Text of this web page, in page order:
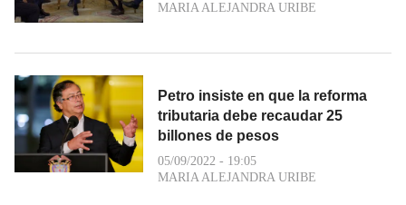
MARIA ALEJANDRA URIBE
Petro insiste en que la reforma
tributaria debe recaudar 25
billones de pesos
05/09/2022 - 19:05
MARIA ALEJANDRA URIBE